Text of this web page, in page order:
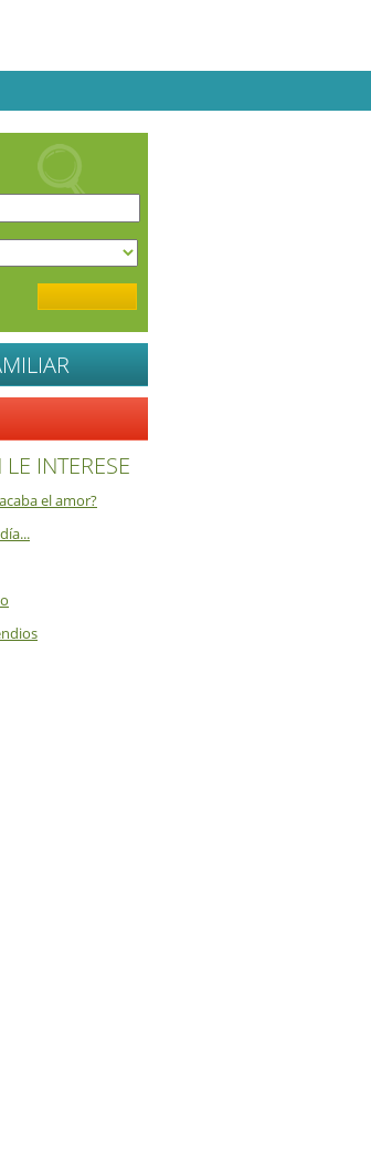
INTERESE
el amor?